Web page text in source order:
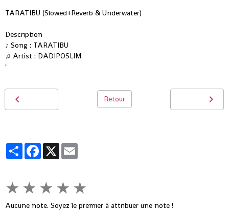
TARATIBU (Slowed+Reverb & Underwater)
Description
♪ Song : TARATIBU
♫ Artist : DADIPOSLIM
"
Retour
PartagerFacebook
X
★ ★ ★ ★ ★
Aucune note. Soyez le premier à attribuer une note !